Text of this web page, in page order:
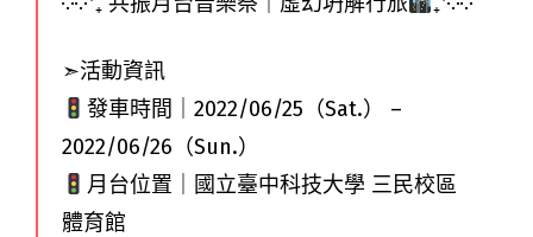
➣活動資訊
發車時間｜2022/06/25（Sat.） –
2022/06/26（Sun.）
月台位置｜國立臺中科技大學 三民校區
體育館